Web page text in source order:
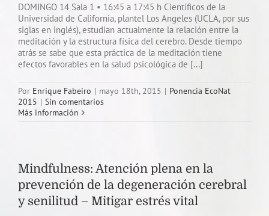
DOMINGO 14 Sala 1 • 16:45 a 17:45 h Científicos de la
Universidad de California, plantel Los Angeles (UCLA, por sus
siglas en inglés), estudian actualmente la relación entre la
meditación y la estructura física del cerebro. Desde tiempo
atrás se sabe que esta práctica de la meditación tiene
efectos favorables en la salud psicológica de [...]
Por Enrique Fabeiro | mayo 18th, 2015 | Ponencia EcoNat
2015 | Sin comentarios
Más información
Mindfulness: Atención plena en la
prevención de la degeneración cerebral
y senilitud – Mitigar estrés vital